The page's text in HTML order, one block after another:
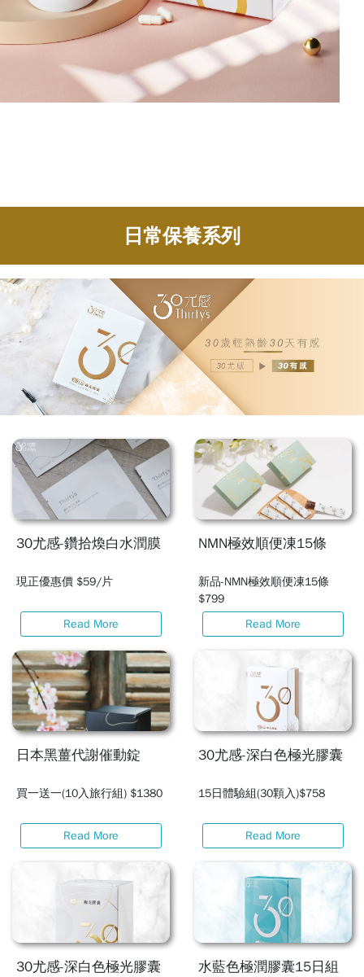
日常保養系列
30尤感-鑽拾煥白水潤膜
現正優惠價 $59/片
Read More
NMN極效順便凍15條
新品-NMN極效順便凍15條
$799
Read More
日本黑薑代謝催動錠
買一送一(10入旅行組) $1380
Read More
30尤感-深白色極光膠囊
15日體驗組(30顆入)$758
Read More
30尤感-深白色極光膠囊 水藍色極潤膠囊15日組